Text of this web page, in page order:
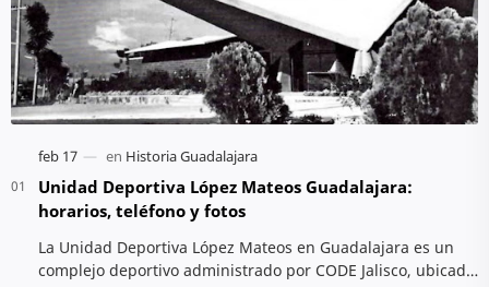
Unidad Deportiva López Mateos Guadalajara:
horarios, teléfono y fotos
La Unidad Deportiva López Mateos en Guadalajara es un
complejo deportivo administrado por CODE Jalisco, ubicado